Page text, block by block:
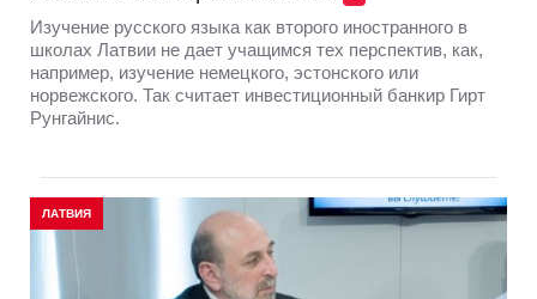
Изучение русского языка как второго иностранного в
школах Латвии не дает учащимся тех перспектив, как,
например, изучение немецкого, эстонского или
норвежского. Так считает инвестиционный банкир Гирт
Рунгайнис.
ЛАТВИЯ